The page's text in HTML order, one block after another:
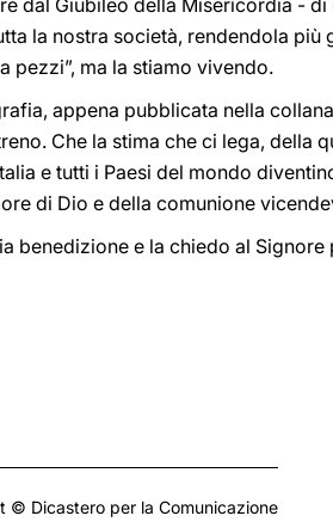
dal Giubileo della Misericordia -
la nostra società, rendendola più
pezzi”, ma la stiamo vivendo.
appena pubblicata nella collana
Che la stima che ci lega, della
e tutti i Paesi del mondo
di Dio e della comunione
benedizione e la chiedo al
© Dicastero per la Comunicazione